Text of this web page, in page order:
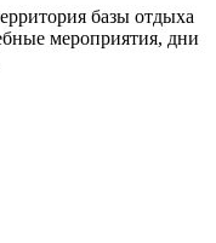
базы отдыха
мероприятия, дни